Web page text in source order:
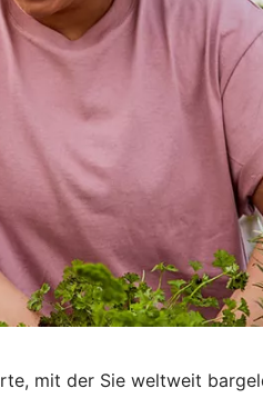
mit der Sie weltweit